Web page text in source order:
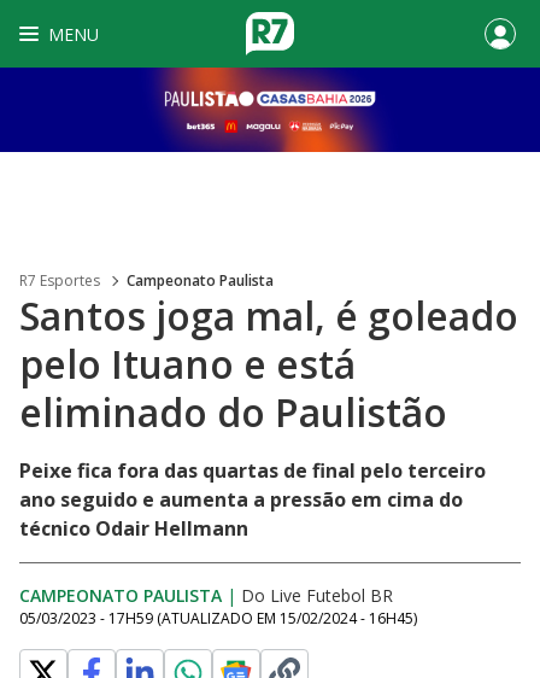
MENU
R7 Esportes Campeonato Paulista
Santos joga mal, é goleado
pelo Ituano e está
eliminado do Paulistão
Peixe fica fora das quartas de final pelo terceiro
ano seguido e aumenta a pressão em cima do
técnico Odair Hellmann
CAMPEONATO PAULISTA | Do Live Futebol BR
05/03/2023 - 17H59 (ATUALIZADO EM 15/02/2024 - 16H45)